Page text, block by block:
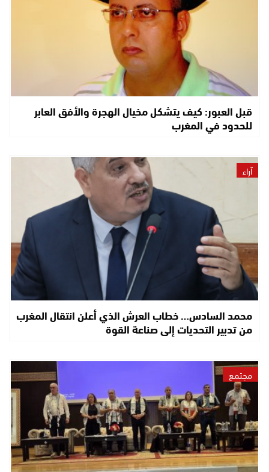
قبل العبور: كيف يتشكل مخيال الهجرة والأفق العابر
للحدود في المغرب
آراء
محمد السادس… خطاب العرش الذي أعلن انتقال المغرب
من تدبير التحديات إلى صناعة القوة
مجتمع